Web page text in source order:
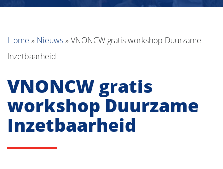
Home » Nieuws» VNONCW gratis workshop Duurzame
Inzetbaarheid
VNONCW gratis
workshop Duurzame
Inzetbaarheid